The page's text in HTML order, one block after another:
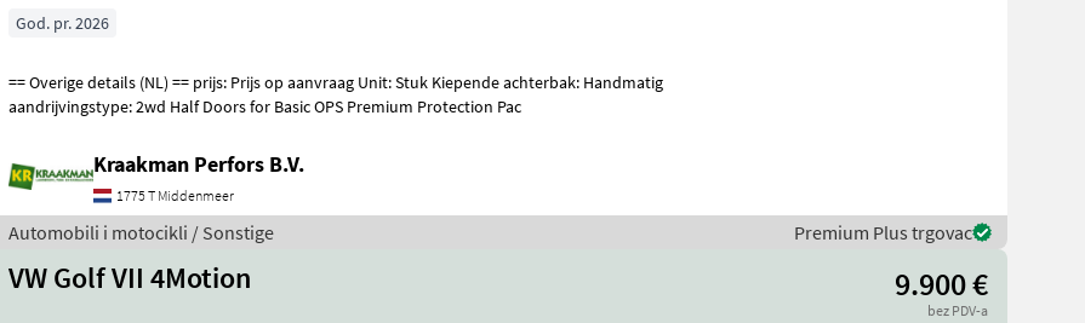
God. pr. 2026
== Overige details (NL) == prijs: Prijs op aanvraag Unit: Stuk Kiepende achterbak: Handmatig
aandrijvingstype: 2wd Half Doors for Basic OPS Premium Protection Pac
Kraakman Perfors B.V.
1775 T Middenmeer
Automobili i motocikli / Sonstige Premium Plus trgovac
VW Golf VII 4Motion 9.900 €
bez PDV-a